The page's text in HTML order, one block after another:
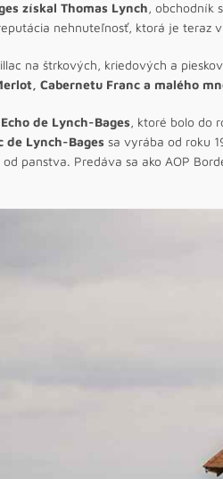
získal Thomas Lynch, obchodník
nehnuteľnosť, ktorá je teraz
na štrkových, kriedových a
Cabernetu Franc a malého
Echo de Lynch-Bages, ktoré bolo do
de Lynch-Bages sa vyrába od roku
panstva. Predáva sa ako AOP